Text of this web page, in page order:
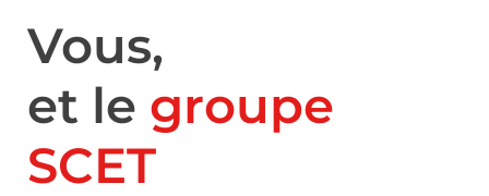
Vous,
et le groupe
SCET